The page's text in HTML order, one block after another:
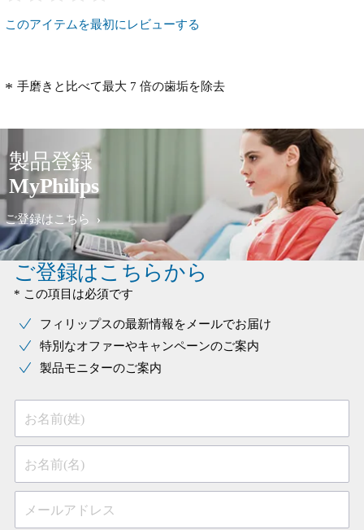
このアイテムを最初にレビューする
手磨きと比べて最大 7 倍の歯垢を除去
製品登録
MyPhilips
ご登録はこちら
ご登録はこちらから
* この項目は必須です
フィリップスの最新情報をメールでお届け
特別なオファーやキャンペーンのご案内
製品モニターのご案内
お名前(姓)
お名前(名)
メールアドレス